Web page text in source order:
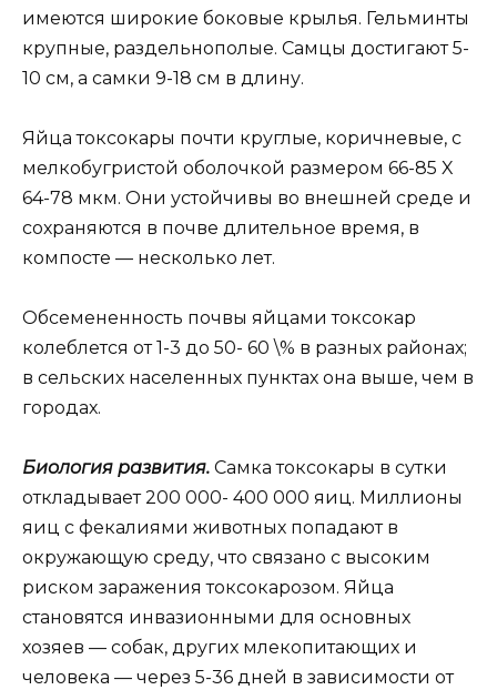
имеются широкие боковые крылья. Гельминты
крупные, раздельнополые. Самцы достигают 5-
10 см, а самки 9-18 см в длину.
Яйца токсокары почти круглые, коричневые, с
мелкобугристой оболочкой размером 66-85 X
64-78 мкм. Они устойчивы во внешней среде и
сохраняются в почве длительное время, в
компосте — несколько лет.
Обсемененность почвы яйцами токсокар
колеблется от 1-3 до 50- 60 \% в разных районах;
в сельских населенных пунктах она выше, чем в
городах.
Биология развития. Самка токсокары в сутки
откладывает 200 000- 400 000 яиц. Миллионы
яиц с фекалиями животных попадают в
окружающую среду, что связано с высоким
риском заражения токсокарозом. Яйца
становятся инвазионными для основных
хозяев — собак, других млекопитающих и
человека — через 5-36 дней в зависимости от